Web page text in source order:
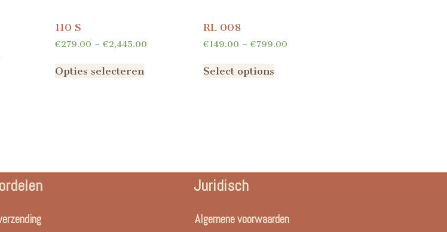
110 S
€279.00 –€2,445.00
Opties selecteren
RL 008
€149.00 –€799.00
Select options
Juridisch
Algemene voorwaarden